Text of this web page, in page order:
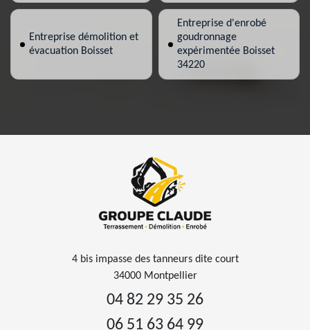
Entreprise démolition et
évacuation Boisset
Entreprise d'enrobé
goudronnage
expérimentée Boisset
34220
4 bis impasse des tanneurs dite court
34000 Montpellier
04 82 29 35 26
06 51 63 64 99